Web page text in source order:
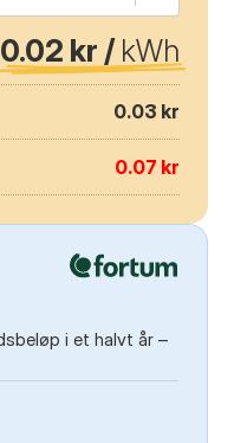
0.02 kr /kWh
0.03 kr
0.07 kr
i et halvt år –